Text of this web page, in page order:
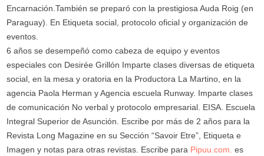
Encarnación.También se preparó con la prestigiosa Auda Roig (en
Paraguay). En Etiqueta social, protocolo oficial y organización de
eventos.
6 años se desempeñó como cabeza de equipo y eventos
especiales con Desirée Grillón Imparte clases diversas de etiqueta
social, en la mesa y oratoria en la Productora La Martino, en la
agencia Paola Herman y Agencia escuela Runway. Imparte clases
de comunicación No verbal y protocolo empresarial. EISA. Escuela
Integral Superior de Asunción. Escribe por más de 2 años para la
Revista Long Magazine en su Sección “Savoir Etre”, Etiqueta e
Imagen y notas para otras revistas. Escribe para Pipuu.com. es